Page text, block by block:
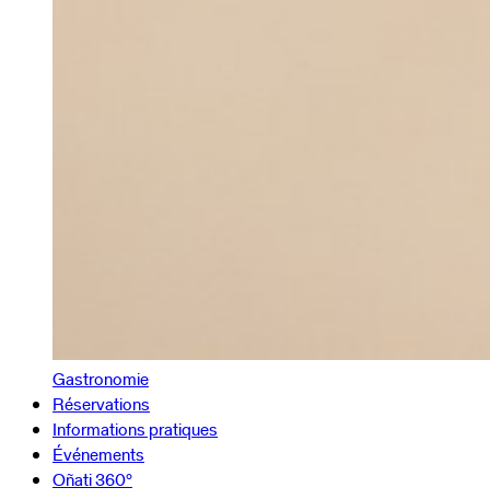
Gastronomie
Réservations
Informations pratiques
Événements
Oñati 360º